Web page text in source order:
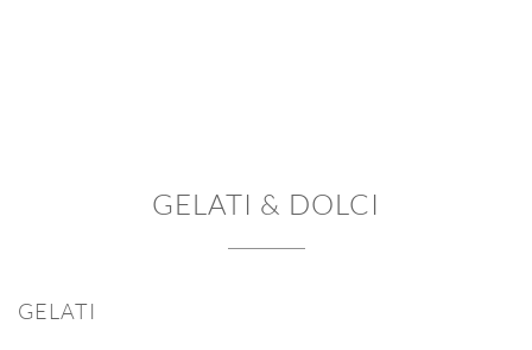
GELATI & DOLCI
GELATI